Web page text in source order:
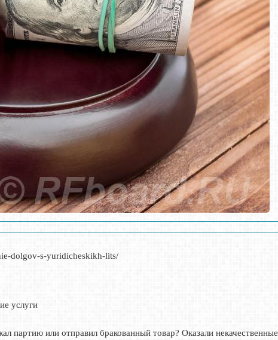
dolgov-s-yuridicheskikh-lits/
услуги
партию или отправил бракованный товар? Оказали некачественные